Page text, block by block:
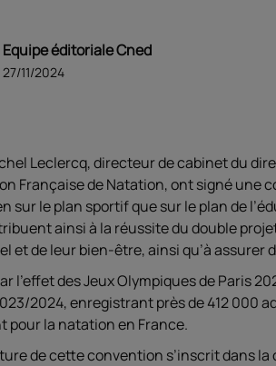
Equipe éditoriale Cned
27/11/2024
Leclercq, directeur de cabinet du
Française de Natation, ont signé une
sur le plan sportif que sur le plan de
ainsi à la réussite du double
et de leur bien-être, ainsi qu’à
l’effet des Jeux Olympiques de Paris
2024, enregistrant près de 412 000
pour la natation en France.
de cette convention s’inscrit dans